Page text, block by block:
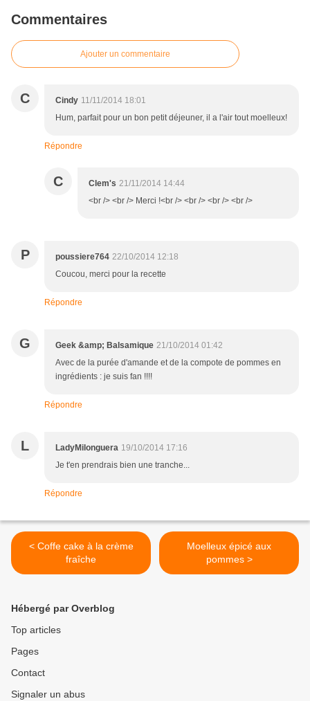
Commentaires
Ajouter un commentaire
C Cindy 11/11/2014 18:01
Hum, parfait pour un bon petit déjeuner, il a l'air tout moelleux!
Répondre
C Clem's 21/11/2014 14:44
<br /> <br /> Merci !<br /> <br /> <br /> <br />
P poussiere764 22/10/2014 12:18
Coucou, merci pour la recette
Répondre
G Geek &amp; Balsamique 21/10/2014 01:42
Avec de la purée d'amande et de la compote de pommes en
ingrédients : je suis fan !!!!
Répondre
L LadyMilonguera 19/10/2014 17:16
Je t'en prendrais bien une tranche...
Répondre
< Coffe cake à la crème
fraîche
Moelleux épicé aux
pommes >
Hébergé par Overblog
Top articles
Pages
Contact
Signaler un abus